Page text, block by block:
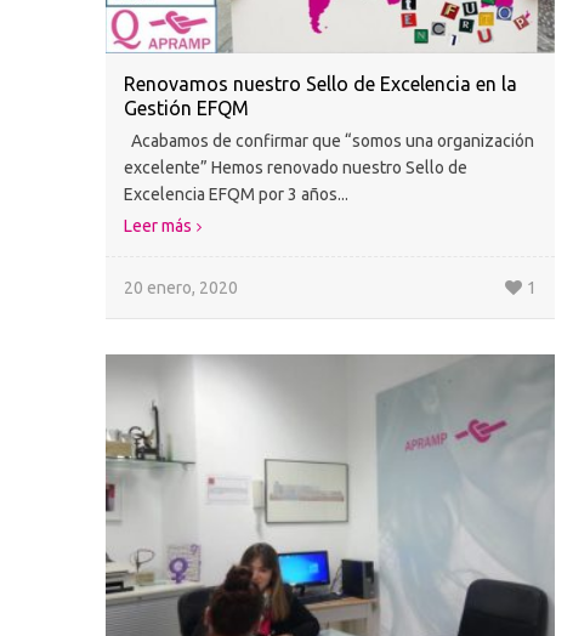
Renovamos nuestro Sello de Excelencia en la
Gestión EFQM
Acabamos de confirmar que “somos una organización
excelente” Hemos renovado nuestro Sello de
Excelencia EFQM por 3 años...
Leer más
20 enero, 2020 1